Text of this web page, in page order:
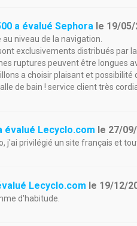
a évalué Sephora le 19/05/
niveau de la navigation.
exclusivements distribués par la
ruptures peuvent être longues
a choisir plaisant et possibilité
de bain ! service client très
évalué Lecyclo.com le 27/
j'ai privilégié un site français et
Lecyclo.com le 19/12/
d'habitude.